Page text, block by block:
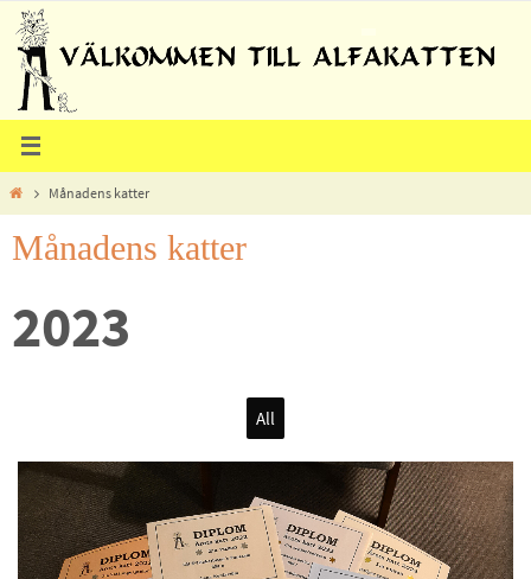
Hoppa
till
innehållet
HomeMånadens katter
Månadens katter
2023
All